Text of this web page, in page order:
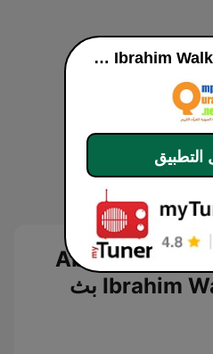
Abdulbaset
Ibrahim Walk Saheeh Intl بث
Abdulbaset Abdulsamad with Ibrahim Walk Saheeh Intl
التطبيق